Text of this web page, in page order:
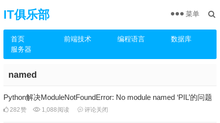
IT俱乐部
首页 前端技术 编程语言
数据库
服务器
菜单
named
Python解决ModuleNotFoundError: No module named ‘PIL’的问题
282赞 1,088 阅读 评论关闭